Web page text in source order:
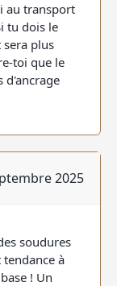
au transport
tu dois le
plus
toi que le
d'ancrage
2025
soudures
tendance à
! Un